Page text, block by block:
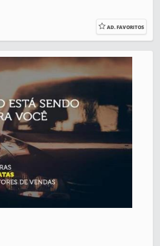
AD. FAVORITOS